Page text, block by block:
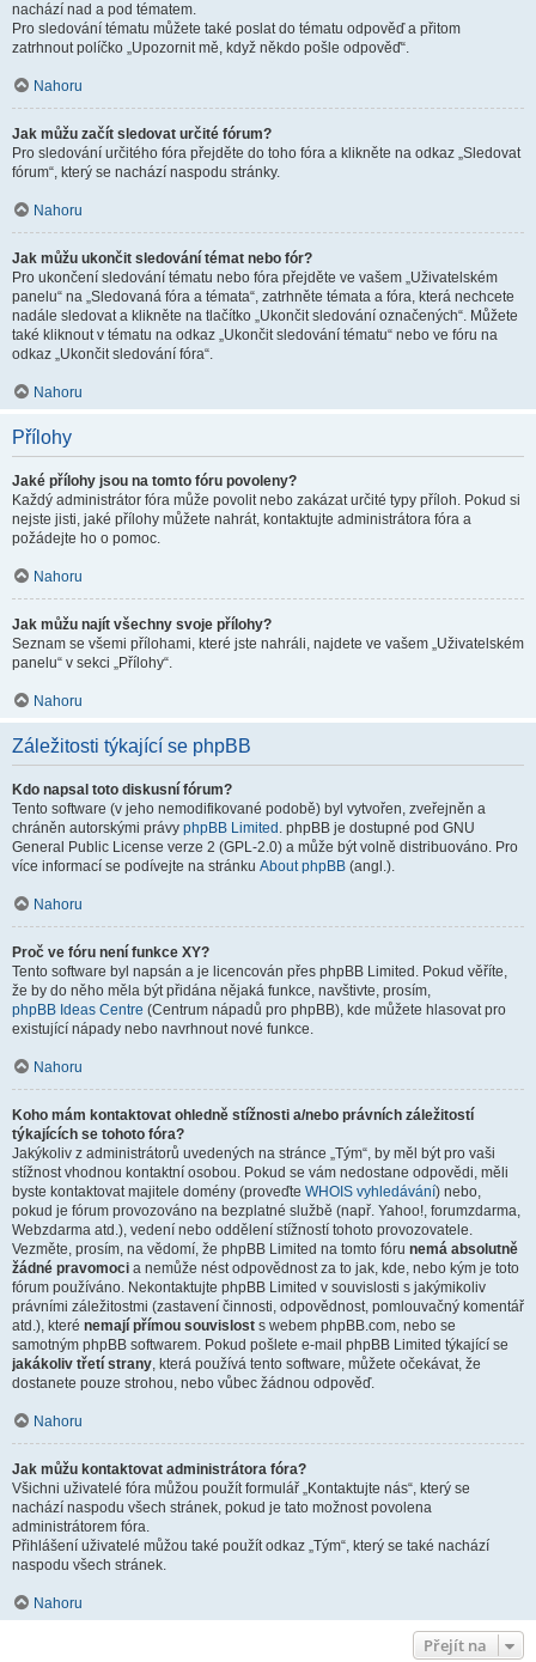
nachází nad a pod tématem.
Pro sledování tématu můžete také poslat do tématu odpověď a přitom
zatrhnout políčko „Upozornit mě, když někdo pošle odpověď“.
Nahoru
Jak můžu začít sledovat určité fórum?
Pro sledování určitého fóra přejděte do toho fóra a klikněte na odkaz „Sledovat
fórum“, který se nachází naspodu stránky.
Nahoru
Jak můžu ukončit sledování témat nebo fór?
Pro ukončení sledování tématu nebo fóra přejděte ve vašem „Uživatelském
panelu“ na „Sledovaná fóra a témata“, zatrhněte témata a fóra, která nechcete
nadále sledovat a klikněte na tlačítko „Ukončit sledování označených“. Můžete
také kliknout v tématu na odkaz „Ukončit sledování tématu“ nebo ve fóru na
odkaz „Ukončit sledování fóra“.
Nahoru
Přílohy
Jaké přílohy jsou na tomto fóru povoleny?
Každý administrátor fóra může povolit nebo zakázat určité typy příloh. Pokud si
nejste jisti, jaké přílohy můžete nahrát, kontaktujte administrátora fóra a
požádejte ho o pomoc.
Nahoru
Jak můžu najít všechny svoje přílohy?
Seznam se všemi přílohami, které jste nahráli, najdete ve vašem „Uživatelském
panelu“ v sekci „Přílohy“.
Nahoru
Záležitosti týkající se phpBB
Kdo napsal toto diskusní fórum?
Tento software (v jeho nemodifikované podobě) byl vytvořen, zveřejněn a
chráněn autorskými právy phpBB Limited . phpBB je dostupné pod GNU
General Public License verze 2 (GPL-2.0) a může být volně distribuováno. Pro
více informací se podívejte na stránku About phpBB (angl.).
Nahoru
Proč ve fóru není funkce XY?
Tento software byl napsán a je licencován přes phpBB Limited. Pokud věříte,
že by do něho měla být přidána nějaká funkce, navštivte, prosím,
phpBB Ideas Centre (Centrum nápadů pro phpBB), kde můžete hlasovat pro
existující nápady nebo navrhnout nové funkce.
Nahoru
Koho mám kontaktovat ohledně stížnosti a/nebo právních záležitostí
týkajících se tohoto fóra?
Jakýkoliv z administrátorů uvedených na stránce „Tým“, by měl být pro vaši
stížnost vhodnou kontaktní osobou. Pokud se vám nedostane odpovědi, měli
byste kontaktovat majitele domény (proveďte WHOIS vyhledávání) nebo,
pokud je fórum provozováno na bezplatné službě (např. Yahoo!, forumzdarma,
Webzdarma atd.), vedení nebo oddělení stížností tohoto provozovatele.
Vezměte, prosím, na vědomí, že phpBB Limited na tomto fóru nemá absolutně
žádné pravomoci a nemůže nést odpovědnost za to jak, kde, nebo kým je toto
fórum používáno. Nekontaktujte phpBB Limited v souvislosti s jakýmikoliv
právními záležitostmi (zastavení činnosti, odpovědnost, pomlouvačný komentář
atd.), které nemají přímou souvislost s webem phpBB.com, nebo se
samotným phpBB softwarem. Pokud pošlete e-mail phpBB Limited týkající se
jakákoliv třetí strany, která používá tento software, můžete očekávat, že
dostanete pouze strohou, nebo vůbec žádnou odpověď.
Nahoru
Jak můžu kontaktovat administrátora fóra?
Všichni uživatelé fóra můžou použít formulář „Kontaktujte nás“, který se
nachází naspodu všech stránek, pokud je tato možnost povolena
administrátorem fóra.
Přihlášení uživatelé můžou také použít odkaz „Tým“, který se také nachází
naspodu všech stránek.
Nahoru
Přejít na